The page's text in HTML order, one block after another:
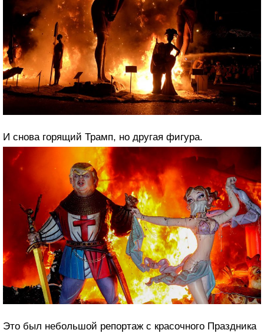
И снова горящий Трамп, но другая фигура.
Это был небольшой репортаж с красочного Праздника